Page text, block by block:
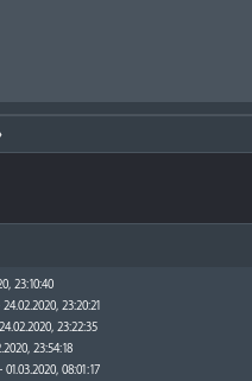
23:10:40
24.02.2020, 23:20:21
23:22:35
23:54:18
08:01:17